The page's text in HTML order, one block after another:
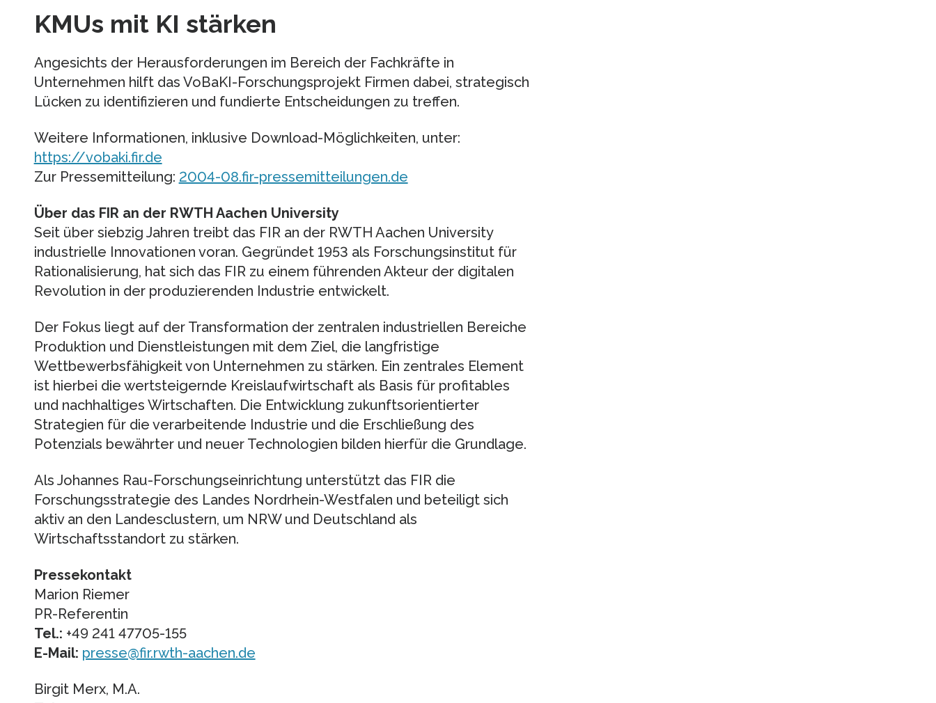
KMUs mit KI stärken
Angesichts der Herausforderungen im Bereich der Fachkräfte in
Unternehmen hilft das VoBaKI-Forschungsprojekt Firmen dabei, strategisch
Lücken zu identifizieren und fundierte Entscheidungen zu treffen.
Weitere Informationen, inklusive Download-Möglichkeiten, unter:
https://vobaki.fir.de
Zur Pressemitteilung: 2004-08.fir-pressemitteilungen.de
Über das FIR an der RWTH Aachen University
Seit über siebzig Jahren treibt das FIR an der RWTH Aachen University
industrielle Innovationen voran. Gegründet 1953 als Forschungsinstitut für
Rationalisierung, hat sich das FIR zu einem führenden Akteur der digitalen
Revolution in der produzierenden Industrie entwickelt.
Der Fokus liegt auf der Transformation der zentralen industriellen Bereiche
Produktion und Dienstleistungen mit dem Ziel, die langfristige
Wettbewerbsfähigkeit von Unternehmen zu stärken. Ein zentrales Element
ist hierbei die wertsteigernde Kreislaufwirtschaft als Basis für profitables
und nachhaltiges Wirtschaften. Die Entwicklung zukunftsorientierter
Strategien für die verarbeitende Industrie und die Erschließung des
Potenzials bewährter und neuer Technologien bilden hierfür die Grundlage.
Als Johannes Rau-Forschungseinrichtung unterstützt das FIR die
Forschungsstrategie des Landes Nordrhein-Westfalen und beteiligt sich
aktiv an den Landesclustern, um NRW und Deutschland als
Wirtschaftsstandort zu stärken.
Pressekontakt
Marion Riemer
PR-Referentin
Tel.: +49 241 47705-155
E-Mail: presse@fir.rwth-aachen.de
Birgit Merx, M.A.